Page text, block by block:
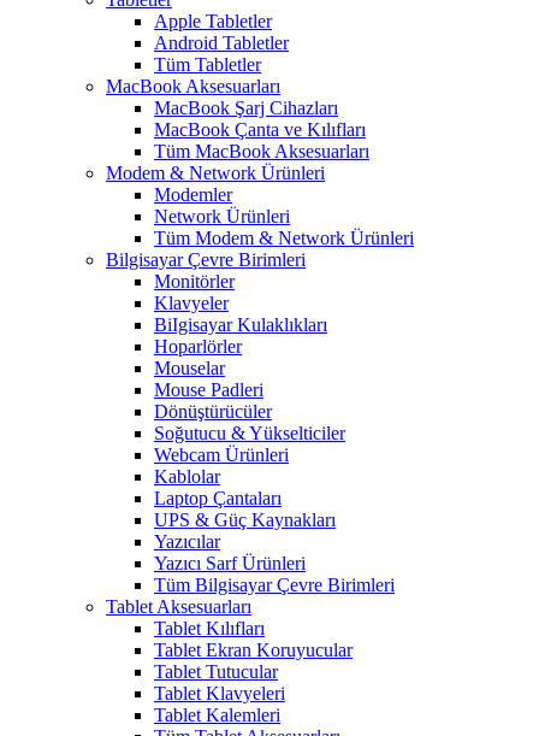
Apple Tabletler
Android Tabletler
Tüm Tabletler
MacBook Aksesuarları
MacBook Şarj Cihazları
MacBook Çanta ve Kılıfları
Tüm MacBook Aksesuarları
Modem & Network Ürünleri
Modemler
Network Ürünleri
Tüm Modem & Network Ürünleri
Bilgisayar Çevre Birimleri
Monitörler
Klavyeler
BiIgisayar Kulaklıkları
Hoparlörler
Mouselar
Mouse Padleri
Dönüştürücüler
Soğutucu & Yükselticiler
Webcam Ürünleri
Kablolar
Laptop Çantaları
UPS & Güç Kaynakları
Yazıcılar
Yazıcı Sarf Ürünleri
Tüm Bilgisayar Çevre Birimleri
Tablet Aksesuarları
Tablet Kılıfları
Tablet Ekran Koruyucular
Tablet Tutucular
Tablet Klavyeleri
Tablet Kalemleri